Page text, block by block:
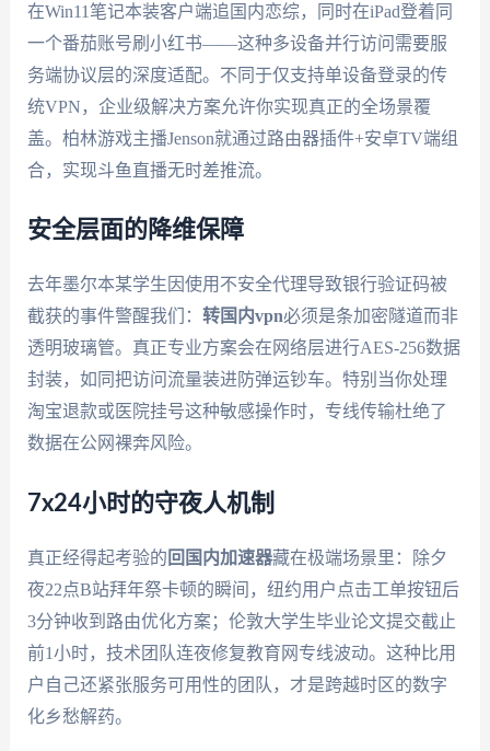
在Win11笔记本装客户端追国内恋综，同时在iPad登着同
一个番茄账号刷小红书——这种多设备并行访问需要服
务端协议层的深度适配。不同于仅支持单设备登录的传
统VPN，企业级解决方案允许你实现真正的全场景覆
盖。柏林游戏主播Jenson就通过路由器插件+安卓TV端组
合，实现斗鱼直播无时差推流。
安全层面的降维保障
去年墨尔本某学生因使用不安全代理导致银行验证码被
截获的事件警醒我们： 转国内vpn必须是条加密隧道而非
透明玻璃管。真正专业方案会在网络层进行AES-256数据
封装，如同把访问流量装进防弹运钞车。特别当你处理
淘宝退款或医院挂号这种敏感操作时，专线传输杜绝了
数据在公网裸奔风险。
7x24小时的守夜人机制
真正经得起考验的 回国内加速器藏在极端场景里：除夕
夜22点B站拜年祭卡顿的瞬间，纽约用户点击工单按钮后
3分钟收到路由优化方案；伦敦大学生毕业论文提交截止
前1小时，技术团队连夜修复教育网专线波动。这种比用
户自己还紧张服务可用性的团队，才是跨越时区的数字
化乡愁解药。